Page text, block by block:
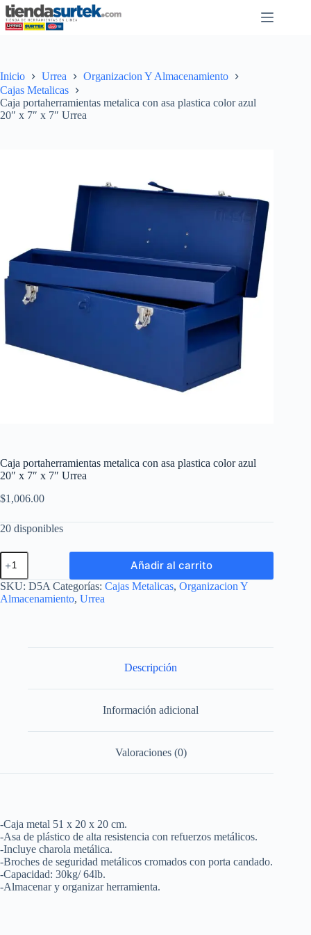
Saltar
al
contenido
Inicio Urrea
Organizacion Y Almacenamiento
Cajas Metalicas
Caja portaherramientas metalica con asa plastica color azul
20″ x 7″ x 7″ Urrea
Caja portaherramientas metalica con asa plastica color azul
20″ x 7″ x 7″ Urrea
$1,006.00
20 disponibles
Caja
portaherramientas
metalica
con
asa
Añadir al carrito
SKU: D5A Categorías: Cajas Metalicas, Organizacion Y
Almacenamiento, Urrea
Descripción
Información adicional
Valoraciones (0)
-Caja metal 51 x 20 x 20 cm.
-Asa de plástico de alta resistencia con refuerzos metálicos.
-Incluye charola metálica.
-Broches de seguridad metálicos cromados con porta candado.
-Capacidad: 30kg/ 64lb.
-Almacenar y organizar herramienta.